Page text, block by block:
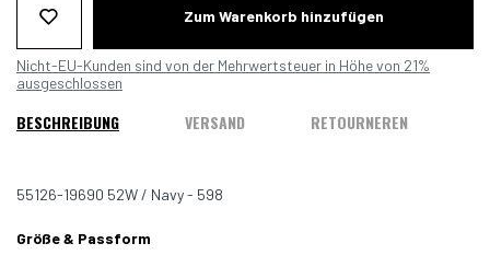
Zum Warenkorb hinzufügen
Nicht-EU-Kunden sind von der Mehrwertsteuer in Höhe von 21%
ausgeschlossen
BESCHREIBUNG VERSAND RETOURNEREN
55126-19690 52W / Navy - 598
Größe & Passform